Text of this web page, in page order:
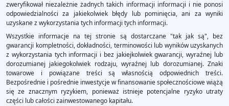
zweryfikował niezależnie żadnych takich informacji informacji i nie ponosi
odpowiedzialności za jakiekolwiek błędy lub pominięcia, ani za wyniki
uzyskane z wykorzystania tych informacji tych informacji.
Wszystkie informacje na tej stronie są dostarczane "tak jak są", bez
gwarancji kompletności, dokładności, terminowości lub wyników uzyskanych
z wykorzystania tych informacji i bez jakiejkolwiek gwarancji, wyraźnej lub
dorozumianej jakiegokolwiek rodzaju, wyraźnej lub dorozumianej. Znaki
towarowe i powiązane treści są własnością odpowiednich treści.
Bezpośrednie i pośrednie inwestycje w finansowanie społecznościowe wiążą
się ze znacznym ryzykiem, ponieważ istnieje potencjalne ryzyko utraty
części lub całości zainwestowanego kapitału.